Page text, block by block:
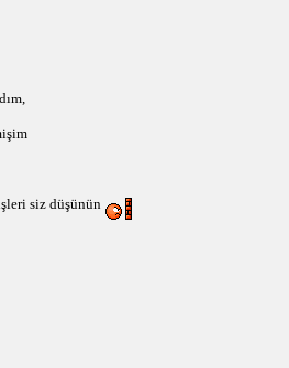
siz düşünün